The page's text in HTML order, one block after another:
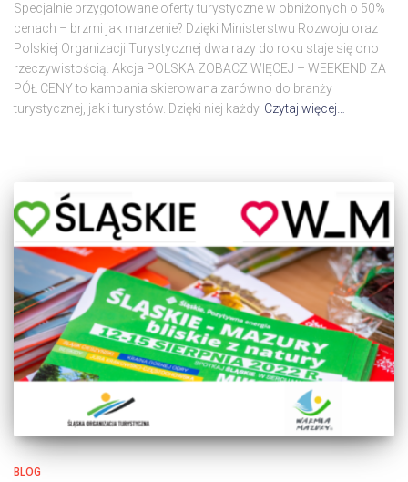
Specjalnie przygotowane oferty turystyczne w obniżonych o 50%
cenach – brzmi jak marzenie? Dzięki Ministerstwu Rozwoju oraz
Polskiej Organizacji Turystycznej dwa razy do roku staje się ono
rzeczywistością. Akcja POLSKA ZOBACZ WIĘCEJ – WEEKEND ZA
PÓŁ CENY to kampania skierowana zarówno do branży
turystycznej, jak i turystów. Dzięki niej każdy Czytaj więcej…
BLOG